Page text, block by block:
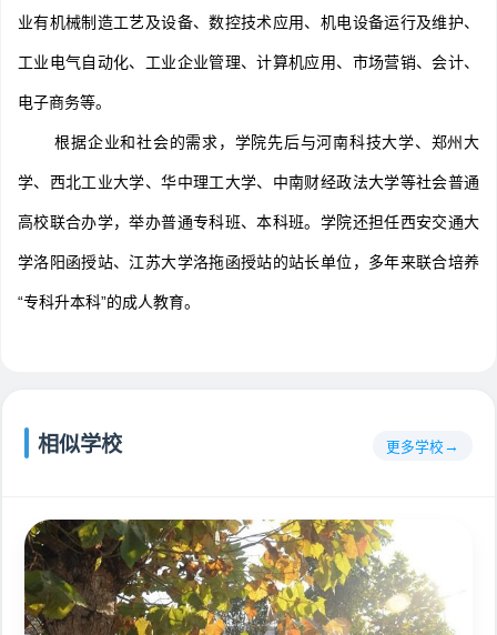
业有机械制造工艺及设备、数控技术应用、机电设备运行及维护、
工业电气自动化、工业企业管理、计算机应用、市场营销、会计、
电子商务等。
根据企业和社会的需求，学院先后与河南科技大学、郑州大
学、西北工业大学、华中理工大学、中南财经政法大学等社会普通
高校联合办学，举办普通专科班、本科班。学院还担任西安交通大
学洛阳函授站、江苏大学洛拖函授站的站长单位，多年来联合培养
“专科升本科”的成人教育。
相似学校 更多学校